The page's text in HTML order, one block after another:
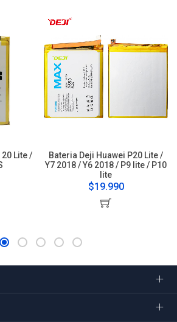
Lite /
Bateria Deji Huawei P20 Lite /
Y7 2018 / Y6 2018 / P9 lite / P10
lite
$19.990